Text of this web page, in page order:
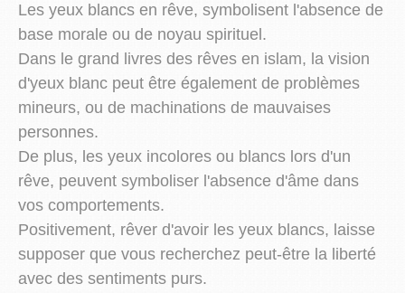
Les yeux blancs en rêve, symbolisent l'absence de
base morale ou de noyau spirituel.
Dans le grand livres des rêves en islam, la vision
d'yeux blanc peut être également de problèmes
mineurs, ou de machinations de mauvaises
personnes.
De plus, les yeux incolores ou blancs lors d'un
rêve, peuvent symboliser l'absence d'âme dans
vos comportements.
Positivement, rêver d'avoir les yeux blancs, laisse
supposer que vous recherchez peut-être la liberté
avec des sentiments purs.